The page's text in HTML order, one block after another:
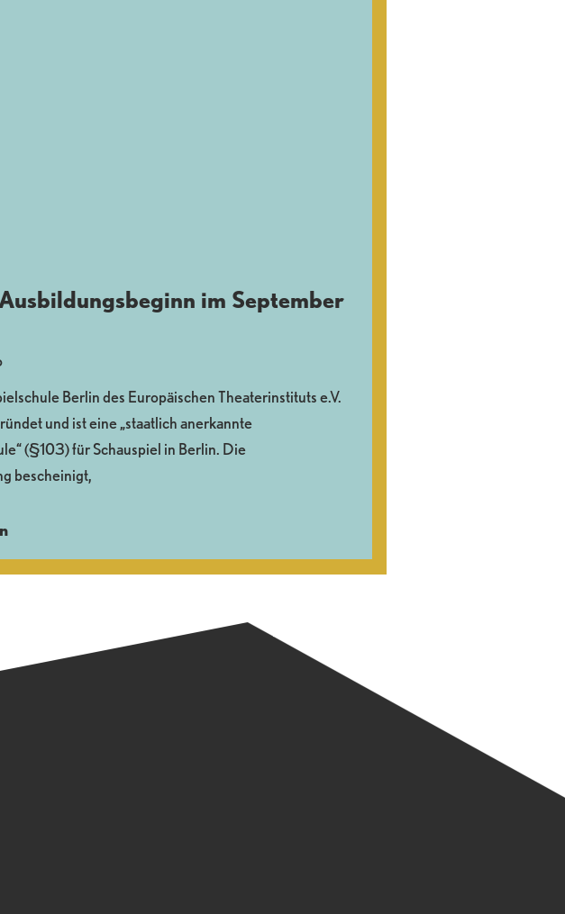
im September
Berlin des Europäischen Theaterinstituts e.V.
und ist eine „staatlich anerkannte
(§103) für Schauspiel in Berlin. Die
bescheinigt,